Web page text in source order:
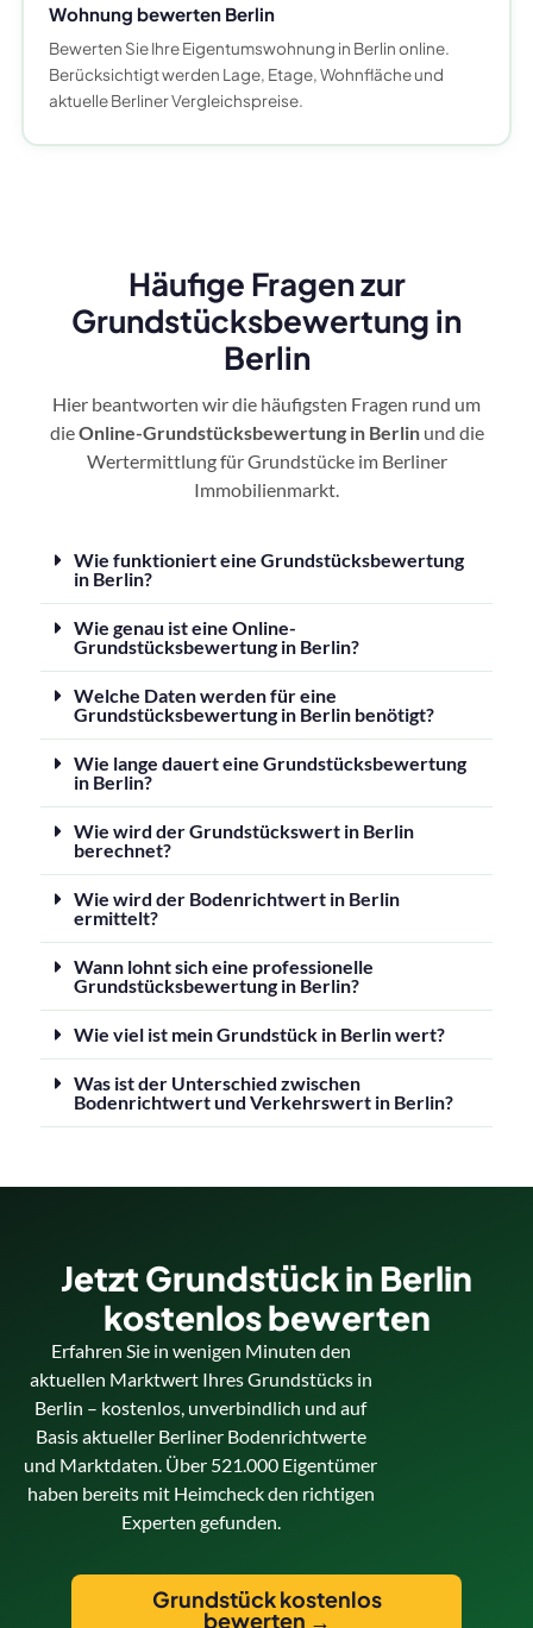
Wohnung bewerten Berlin
Bewerten Sie Ihre Eigentumswohnung in Berlin online.
Berücksichtigt werden Lage, Etage, Wohnfläche und
aktuelle Berliner Vergleichspreise.
Häufige Fragen zur
Grundstücksbewertung in
Berlin
Hier beantworten wir die häufigsten Fragen rund um
dieOnline-Grundstücksbewertung in Berlinund die
Wertermittlung für Grundstücke im Berliner
Immobilienmarkt.
Wie funktioniert eine Grundstücksbewertung
in Berlin?
Wie genau ist eine Online-
Grundstücksbewertung in Berlin?
Welche Daten werden für eine
Grundstücksbewertung in Berlin benötigt?
Wie lange dauert eine Grundstücksbewertung
in Berlin?
Wie wird der Grundstückswert in Berlin
berechnet?
Wie wird der Bodenrichtwert in Berlin
ermittelt?
Wann lohnt sich eine professionelle
Grundstücksbewertung in Berlin?
Wie viel ist mein Grundstück in Berlin wert?
Was ist der Unterschied zwischen
Bodenrichtwert und Verkehrswert in Berlin?
Jetzt Grundstück in Berlin
kostenlos bewerten
Erfahren Sie in wenigen Minuten den
aktuellen Marktwert Ihres Grundstücks in
Berlin – kostenlos, unverbindlich und auf
Basis aktueller Berliner Bodenrichtwerte
und Marktdaten. Über 521.000 Eigentümer
haben bereits mit Heimcheck den richtigen
Experten gefunden.
Grundstück kostenlos
bewerten →